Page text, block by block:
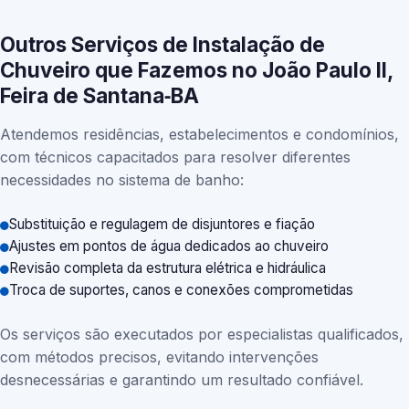
Outros Serviços de Instalação de
Chuveiro que Fazemos no João Paulo II,
Feira de Santana‑BA
Atendemos residências, estabelecimentos e condomínios,
com técnicos capacitados para resolver diferentes
necessidades no sistema de banho:
Substituição e regulagem de disjuntores e fiação
Ajustes em pontos de água dedicados ao chuveiro
Revisão completa da estrutura elétrica e hidráulica
Troca de suportes, canos e conexões comprometidas
Os serviços são executados por especialistas qualificados,
com métodos precisos, evitando intervenções
desnecessárias e garantindo um resultado confiável.